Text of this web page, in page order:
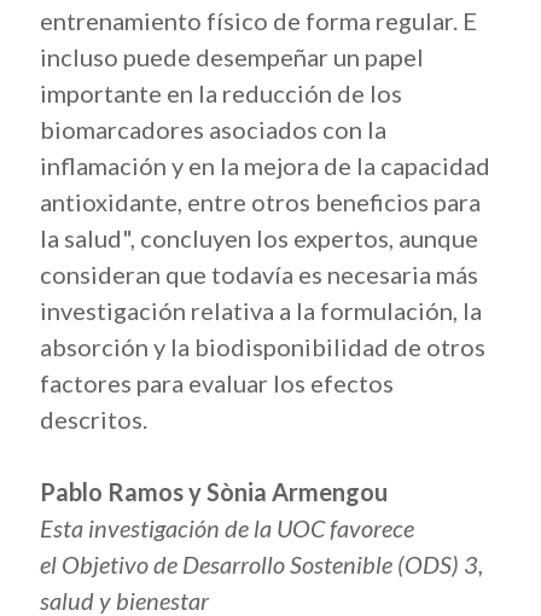
entrenamiento físico de forma regular. E
incluso puede desempeñar un papel
importante en la reducción de los
biomarcadores asociados con la
inflamación y en la mejora de la capacidad
antioxidante, entre otros beneficios para
la salud", concluyen los expertos, aunque
consideran que todavía es necesaria más
investigación relativa a la formulación, la
absorción y la biodisponibilidad de otros
factores para evaluar los efectos
descritos.
Pablo Ramos y Sònia Armengou
Esta investigación de la UOC favorece
el Objetivo de Desarrollo Sostenible (ODS) 3,
salud y bienestar